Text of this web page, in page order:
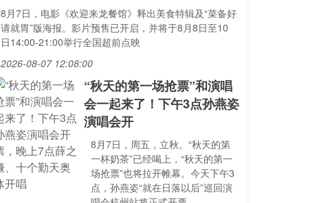
8月7日，电影《欢迎来龙餐馆》释出美食特辑及“菜备好
请就胃”版海报。影片预售已开启，并将于8月8日至10
日14:00-21:00举行全国超前点映
2026-08-07 12:08:00
“秋天的第一场抢票”和演唱
会一起来了！下午3点孙燕姿
演唱会开
8月7日，周五，立秋。“秋天的第
一杯奶茶”已经喝上，“秋天的第一
场抢票”也将拉开帷幕。今天下午3
点，孙燕姿“就在日落以后”巡回演